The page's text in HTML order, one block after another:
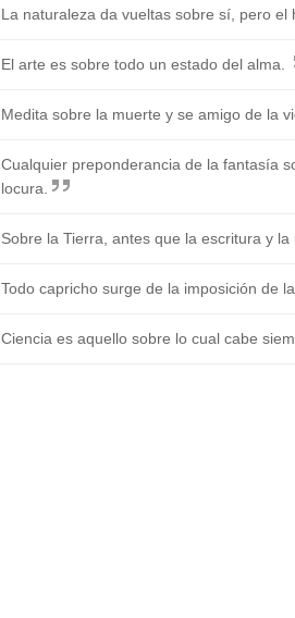
La naturaleza da vueltas sobre sí, pero el
El arte es sobre todo un estado del alma.
Medita sobre la muerte y se amigo de la
Cualquier preponderancia de la fantasía
locura.
Sobre la Tierra, antes que la escritura y la
Todo capricho surge de la imposición de
Ciencia es aquello sobre lo cual cabe